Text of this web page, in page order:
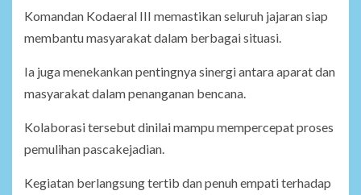
Komandan Kodaeral III memastikan seluruh jajaran siap
membantu masyarakat dalam berbagai situasi.
Ia juga menekankan pentingnya sinergi antara aparat dan
masyarakat dalam penanganan bencana.
Kolaborasi tersebut dinilai mampu mempercepat proses
pemulihan pascakejadian.
Kegiatan berlangsung tertib dan penuh empati terhadap